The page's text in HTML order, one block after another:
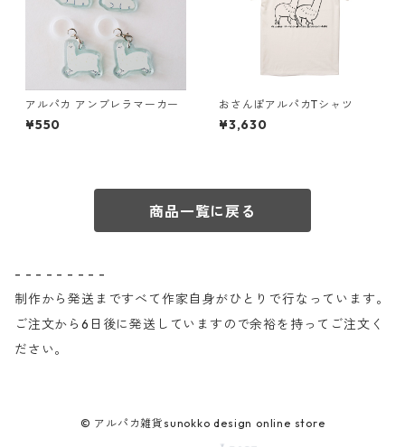
アルパカ アンブレラマーカー
¥550
おさんぽアルパカTシャツ
¥3,630
商品一覧に戻る
- - - - - - - - -
制作から発送まですべて作家自身がひとりで行なっています。
ご注文から6日後に発送していますので余裕を持ってご注文く
ださい。
© アルパカ雑貨sunokko design online store